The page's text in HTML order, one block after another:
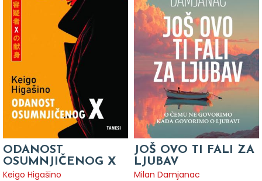
ODANOST
OSUMNJIČENOG X
Keigo Higašino
JOŠ OVO TI FALI ZA
LJUBAV
Milan Damjanac